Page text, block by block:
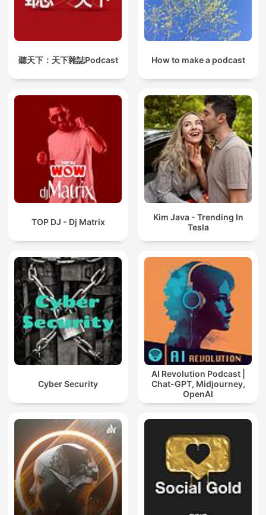
聽天下：天下雜誌Podcast How to make a podcast
TOP DJ - Dj Matrix
Kim Java - Trending In
Tesla
Cyber Security
AI Revolution Podcast |
Chat-GPT, Midjourney,
OpenAI